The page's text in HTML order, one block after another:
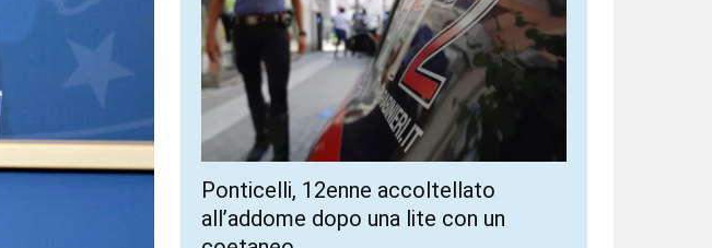
Ponticelli, 12enne accoltellato
all’addome dopo una lite con un